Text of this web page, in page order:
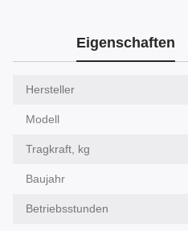
Eigenschaften
Hersteller
Modell
Tragkraft, kg
Baujahr
Betriebsstunden